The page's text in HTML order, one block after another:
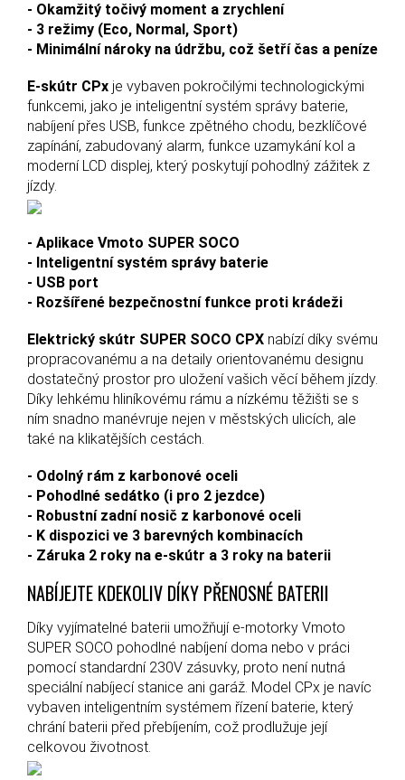
- Okamžitý točivý moment a zrychlení
- 3 režimy (Eco, Normal, Sport)
- Minimální nároky na údržbu, což šetří čas a peníze
E-skútr CPx je vybaven pokročilými technologickými
funkcemi, jako je inteligentní systém správy baterie,
nabíjení přes USB, funkce zpětného chodu, bezklíčové
zapínání, zabudovaný alarm, funkce uzamykání kol a
moderní LCD displej, který poskytují pohodlný zážitek z
jízdy.
- Aplikace Vmoto SUPER SOCO
- Inteligentní systém správy baterie
- USB port
- Rozšířené bezpečnostní funkce proti krádeži
Elektrický skútr SUPER SOCO CPX nabízí díky svému
propracovanému a na detaily orientovanému designu
dostatečný prostor pro uložení vašich věcí během jízdy.
Díky lehkému hliníkovému rámu a nízkému těžišti se s
ním snadno manévruje nejen v městských ulicích, ale
také na klikatějších cestách.
- Odolný rám z karbonové oceli
- Pohodlné sedátko (i pro 2 jezdce)
- Robustní zadní nosič z karbonové oceli
- K dispozici ve 3 barevných kombinacích
- Záruka 2 roky na e-skútr a 3 roky na baterii
NABÍJEJTE KDEKOLIV DÍKY PŘENOSNÉ BATERII
Díky vyjímatelné baterii umožňují e-motorky Vmoto
SUPER SOCO pohodlné nabíjení doma nebo v práci
pomocí standardní 230V zásuvky, proto není nutná
speciální nabíjecí stanice ani garáž. Model CPx je navíc
vybaven inteligentním systémem řízení baterie, který
chrání baterii před přebíjením, což prodlužuje její
celkovou životnost.